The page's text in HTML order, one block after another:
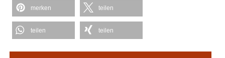
merken teilen
teilen teilen